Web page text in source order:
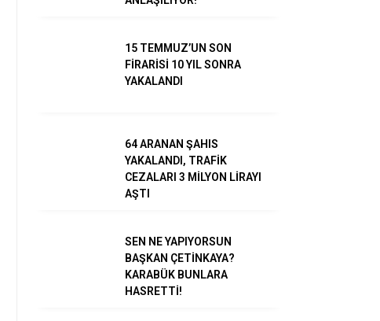
15 TEMMUZ’UN SON
FİRARİSİ 10 YIL SONRA
YAKALANDI
64 ARANAN ŞAHIS
YAKALANDI, TRAFİK
CEZALARI 3 MİLYON LİRAYI
AŞTI
SEN NE YAPIYORSUN
BAŞKAN ÇETİNKAYA?
KARABÜK BUNLARA
HASRETTİ!